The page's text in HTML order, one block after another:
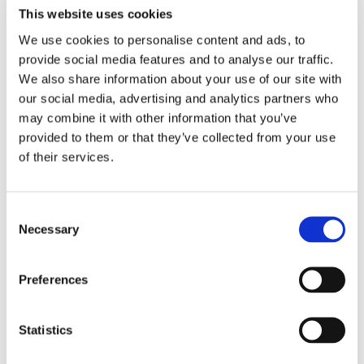
This website uses cookies
We use cookies to personalise content and ads, to
provide social media features and to analyse our traffic.
We also share information about your use of our site with
our social media, advertising and analytics partners who
may combine it with other information that you’ve
provided to them or that they’ve collected from your use
of their services.
Selection
Necessary
Preferences
Statistics
Blommer med estragon, kefir og honning
Pris:245 kr. (+gebyr)
Adresse:Åboulevarden 51, 8000 Aarhus C
Spis på Pondus til DinnerDays
laver de ærlig og delikat mad, der er
moderne fortolkninger af gode, gamle klassikere. Retterne er
sammensat af udsøgte råvarer fra Danmark og særligt